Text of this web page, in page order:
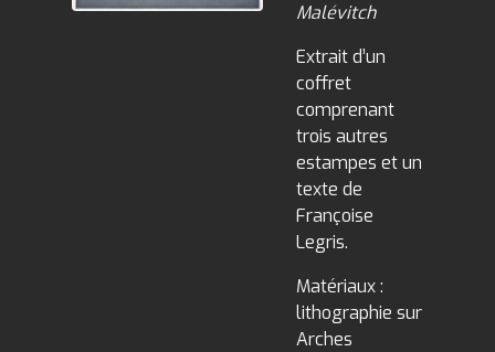
Malévitch
Extrait d’un
coffret
comprenant
trois autres
estampes et un
texte de
Françoise
Legris.
Matériaux :
lithographie sur
Arches